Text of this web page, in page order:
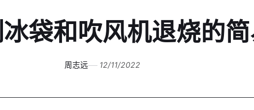
袋和吹风机退烧的
周志远 12/11/2022